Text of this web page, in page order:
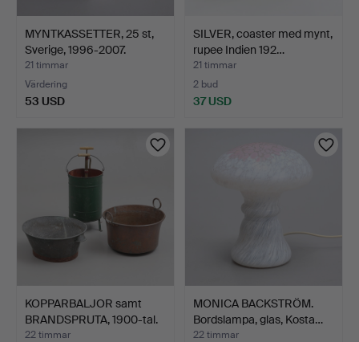
MYNTKASSETTER, 25 st,
Sverige, 1996-2007.
21 timmar
Värdering
53 USD
SILVER, coaster med mynt,
rupee Indien 192…
21 timmar
2 bud
37 USD
KOPPARBALJOR samt
BRANDSPRUTA, 1900-tal.
22 timmar
MONICA BACKSTRÖM.
Bordslampa, glas, Kosta…
22 timmar